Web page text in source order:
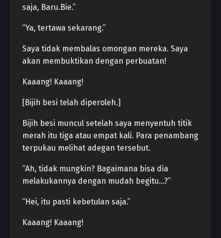
saja, Baru.Bie.”
“Ya, tertawa sekarang.”
Saya tidak membalas omongan mereka. Saya
akan membuktikan dengan perbuatan!
Kaaang! Kaaang!
[Bijih besi telah diperoleh.]
Bijih besi muncul setelah saya menyentuh titik
merah itu tiga atau empat kali. Para penambang
terpukau melihat adegan tersebut.
“Ah, tidak mungkin? Bagaimana bisa dia
melakukannya dengan mudah begitu…?”
“Hei, itu pasti kebetulan saja.”
Kaaang! Kaaang!